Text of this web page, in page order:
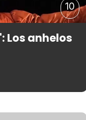
10
Los anhelos